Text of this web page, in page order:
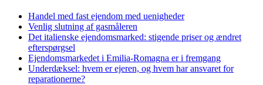
Handel med fast ejendom med uenigheder
Venlig slutning af gasmåleren
Det italienske ejendomsmarked: stigende priser og ændret
efterspørgsel
Ejendomsmarkedet i Emilia-Romagna er i fremgang
Underdæksel: hvem er ejeren, og hvem har ansvaret for
reparationerne?